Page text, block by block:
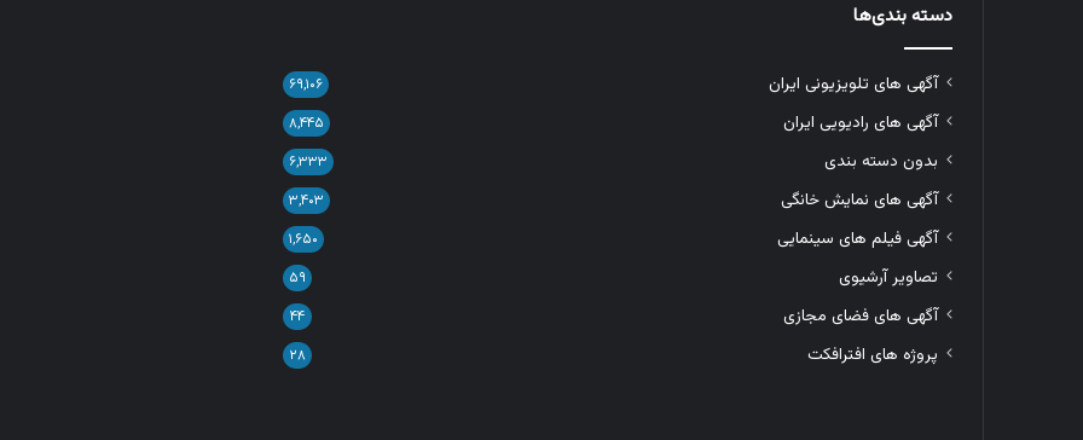
دسته بندی‌ها
آگهی های تلویزیونی ایران ۶۹,۱۰۶
آگهی های رادیویی ایران ۸,۴۴۵
بدون دسته بندی ۶,۳۳۳
آگهی های نمایش خانگی ۳,۴۰۳
آگهی فیلم های سینمایی ۱,۶۵۰
تصاویر آرشیوی ۵۹
آگهی های فضای مجازی ۴۴
پروژه های افترافکت ۲۸